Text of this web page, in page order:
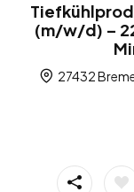
(m/w/d) –
27432